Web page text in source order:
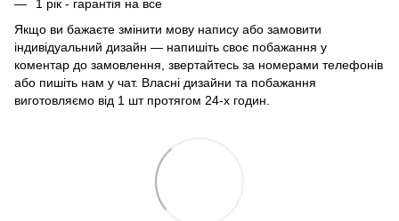
1 рік - гарантія на все
Якщо ви бажаєте змінити мову напису або замовити
індивідуальний дизайн — напишіть своє побажання у
коментар до замовлення, звертайтесь за номерами телефонів
або пишіть нам у чат. Власні дизайни та побажання
виготовляємо від 1 шт протягом 24-х годин.